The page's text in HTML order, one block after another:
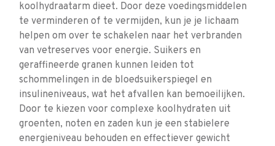
koolhydraatarm dieet. Door deze voedingsmiddelen
te verminderen of te vermijden, kun je je lichaam
helpen om over te schakelen naar het verbranden
van vetreserves voor energie. Suikers en
geraffineerde granen kunnen leiden tot
schommelingen in de bloedsuikerspiegel en
insulineniveaus, wat het afvallen kan bemoeilijken.
Door te kiezen voor complexe koolhydraten uit
groenten, noten en zaden kun je een stabielere
energieniveau behouden en effectiever gewicht